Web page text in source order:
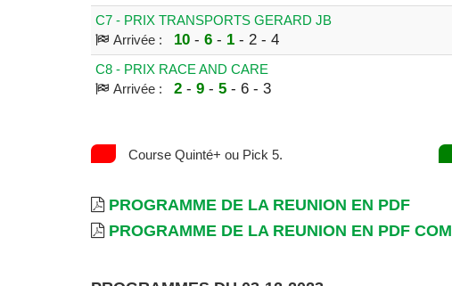
C7 - PRIX TRANSPORTS GERARD JB
Arrivée :
10- 6- 1- 2 - 4
C8 - PRIX RACE AND CARE
Arrivée :
2- 9- 5- 6 - 3
Course Quinté+ ou Pick 5.
PROGRAMME DE LA REUNION EN PDF
PROGRAMME DE LA REUNION EN PDF